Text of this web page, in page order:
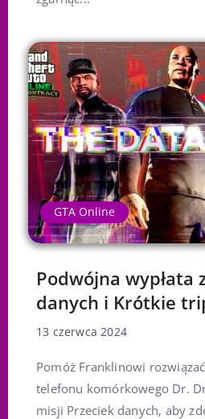
GTA Online
Podwójna wypłata
danych i Krótkie
13 czerwca 2024
Pomóż Franklinowi
telefonu komórkowego Dr.
misji Przeciek danych, aby